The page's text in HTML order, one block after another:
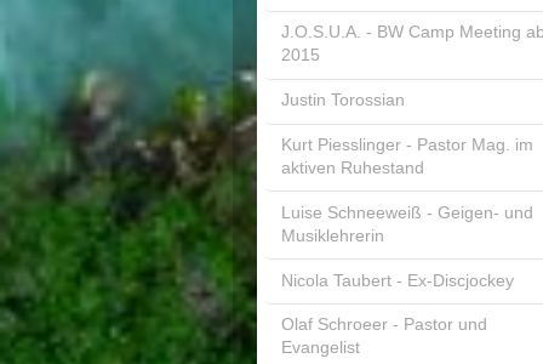
J.O.S.U.A. - BW Camp Meeting
2015
Justin Torossian
Kurt Piesslinger - Pastor Mag. im
aktiven Ruhestand
Luise Schneeweiß - Geigen- und
Musiklehrerin
Nicola Taubert - Ex-Discjockey
Olaf Schroeer - Pastor und
Evangelist